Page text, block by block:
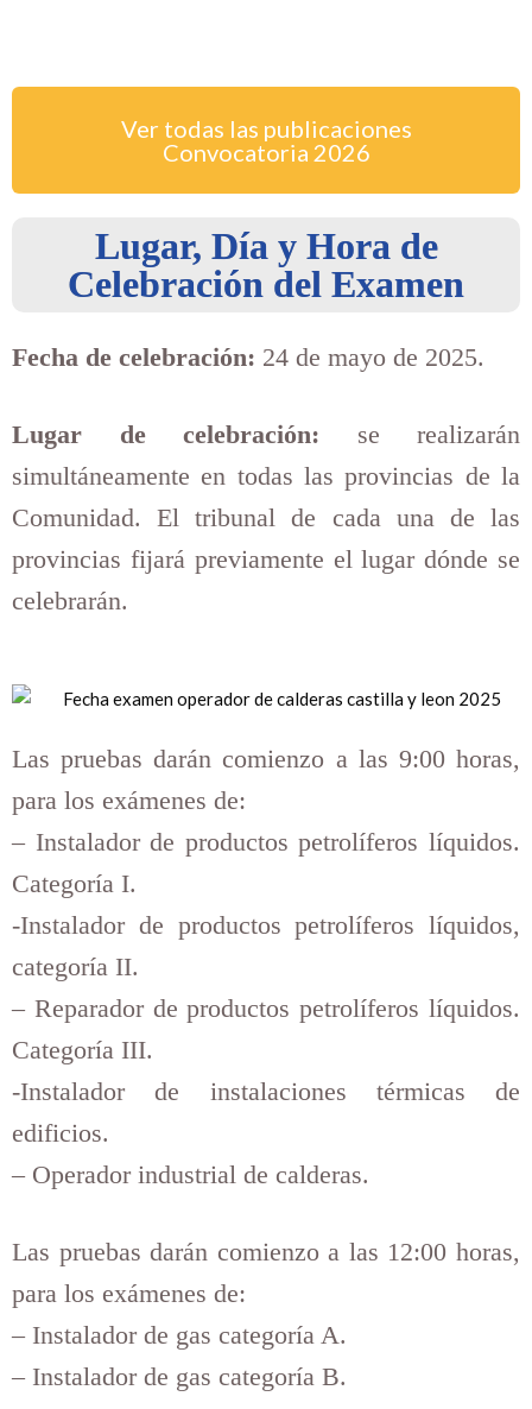
Ver todas las publicaciones
Convocatoria 2026
Lugar, Día y Hora de
Celebración del Examen
Fecha de celebración: 24 de mayo de 2025.
Lugar de celebración: se realizarán
simultáneamente en todas las provincias de la
Comunidad. El tribunal de cada una de las
provincias fijará previamente el lugar dónde se
celebrarán.
Las pruebas darán comienzo a las 9:00 horas,
para los exámenes de:
– Instalador de productos petrolíferos líquidos.
Categoría I.
-Instalador de productos petrolíferos líquidos,
categoría II.
– Reparador de productos petrolíferos líquidos.
Categoría III.
-Instalador de instalaciones térmicas de
edificios.
– Operador industrial de calderas.
Las pruebas darán comienzo a las 12:00 horas,
para los exámenes de:
– Instalador de gas categoría A.
– Instalador de gas categoría B.